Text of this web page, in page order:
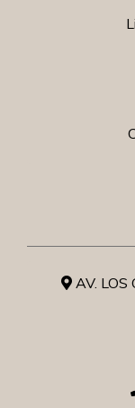
AV. LOS